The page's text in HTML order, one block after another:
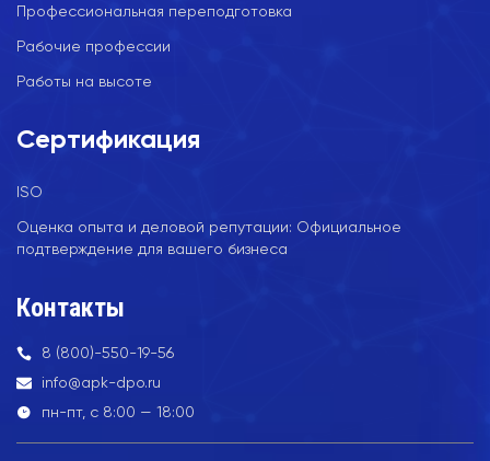
Профессиональная переподготовка
Рабочие профессии
Работы на высоте
Сертификация
ISO
Оценка опыта и деловой репутации: Официальное
подтверждение для вашего бизнеса
Контакты
8 (800)-550-19-56
info@apk-dpo.ru
пн-пт, с 8:00 — 18:00